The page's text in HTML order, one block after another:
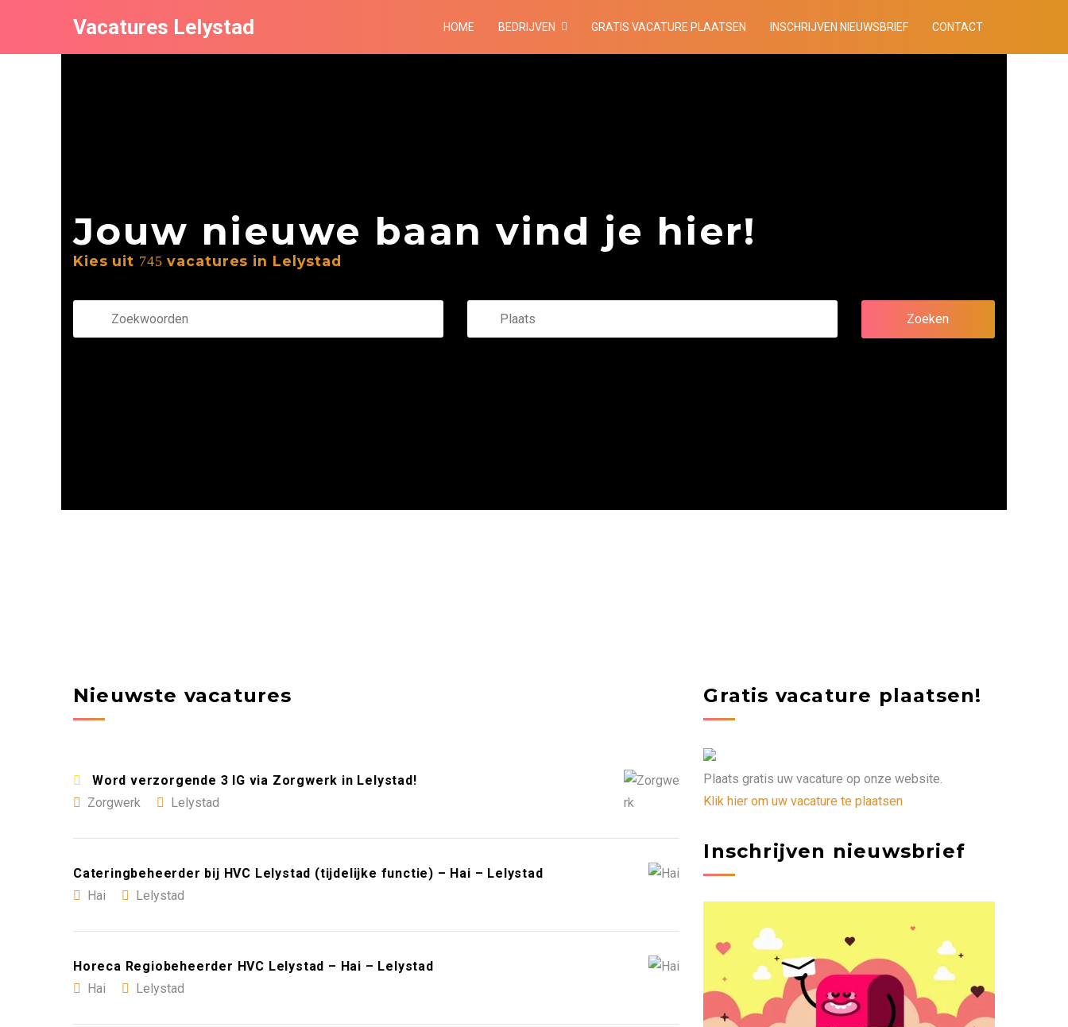
Vacatures Lelystad HOME BEDRIJVEN GRATIS VACATURE PLAATSEN INSCHRIJVEN NIEUWSBRIEF CONTACT
Jouw nieuwe baan vind je hier!
Kies uit 745 vacatures in Lelystad
Nieuwste vacatures
Word verzorgende 3 IG via Zorgwerk in Lelystad!
Zorgwerk
Lelystad
Cateringbeheerder bij HVC Lelystad (tijdelijke functie) – Hai – Lelystad
Hai
Lelystad
Horeca Regiobeheerder HVC Lelystad – Hai – Lelystad
Hai
Lelystad
Gratis vacature plaatsen!
Plaats gratis uw vacature op onze website.
Klik hier om uw vacature te plaatsen
Inschrijven nieuwsbrief